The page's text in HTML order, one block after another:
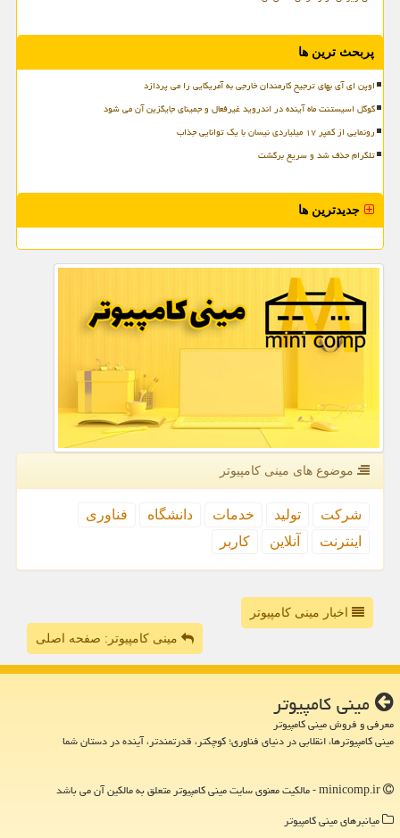
پربحث ترین ها
اوپن ای آی بهای ترجیح کارمندان خارجی به آمریکایی را می پردازد
گوگل اسیستنت ماه آینده در اندروید غیرفعال و جمینای جایگزین آن می شود
رونمایی از کمپر ۱۷ میلیاردی نیسان با یک توانایی جذاب
تلگرام حذف شد و سریع برگشت
جدیدترین ها
موضوع های مینی كامپیوتر
شركت تولید خدمات دانشگاه
فناوری
اینترنت
آنلاین كاربر
اخبار مینی کامپیوتر
مینی کامپیوتر: صفحه اصلی
مینی كامپیوتر
معرفی و فروش مینی کامپیوتر
مینی کامپیوترها، انقلابی در دنیای فناوری؛ کوچکتر، قدرتمندتر، آینده در دستان شما
میانبرهای مینی كامپیوتر